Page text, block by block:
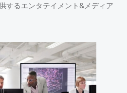
するエンタテイメント&メディア